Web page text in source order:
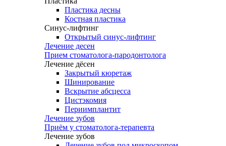
Пластика десны
Костная пластика
Синус-лифтинг
Открытый синус-лифтинг
Лечение десен
Прием стоматолога-пародонтолога
Лечение дёсен
Закрытый кюретаж
Шинирование
Вскрытие абсцесса
Цистэкомия
Периимплантит
Лечение зубов
Приём у стоматолога-терапевта
Лечение зубов